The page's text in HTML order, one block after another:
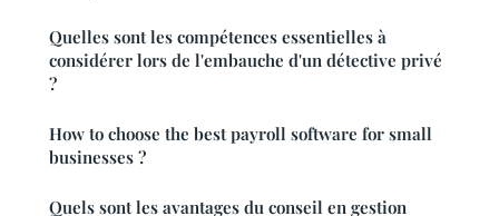
Quelles sont les compétences essentielles à
considérer lors de l'embauche d'un détective privé
?
How to choose the best payroll software for small
businesses ?
Quels sont les avantages du conseil en gestion